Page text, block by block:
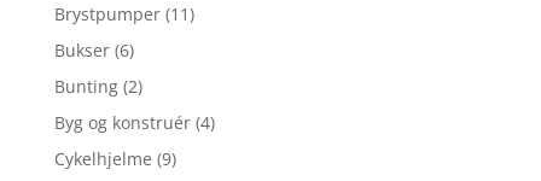
Brystpumper (11)
Bukser (6)
Bunting (2)
Byg og konstruér (4)
Cykelhjelme (9)